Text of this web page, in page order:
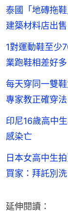
泰國「地磚拖
建築材料店出售
1對運動鞋至少
業跑鞋相差好多
每天穿同一雙
專家教正確穿法
印尼16歲高中
感染亡
日本女高中生
買家：拜託別洗
延伸閱讀：